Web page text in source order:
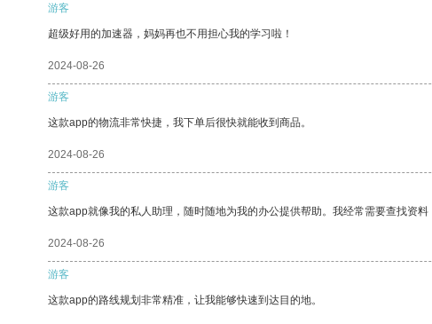
游客
超级好用的加速器，妈妈再也不用担心我的学习啦！
2024-08-26
游客
这款app的物流非常快捷，我下单后很快就能收到商品。
2024-08-26
游客
这款app就像我的私人助理，随时随地为我的办公提供帮助。我经常需要查找资
2024-08-26
游客
这款app的路线规划非常精准，让我能够快速到达目的地。